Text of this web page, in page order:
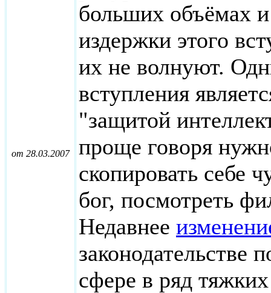
от 28.03.2007
больших объёмах
издержки этого
их не волнуют.
вступления
"защитой
проще говоря
скопировать себе
бог, посмотреть
Недавнее
законодательстве
сфере в ряд